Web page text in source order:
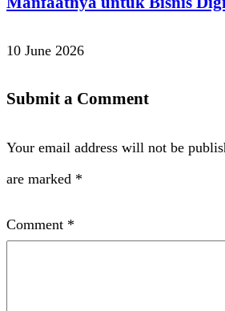
10 June 2026
Submit a Comment
Your email address will not be
are marked *
Comment *